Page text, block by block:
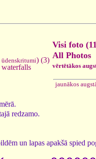
ūdenskritumi) (3)
Visi foto
All Photos
vērtētākos
jaunākos
redzamo.
un lapas apakšā spied